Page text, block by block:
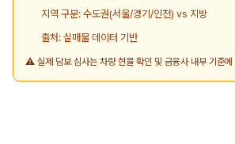
지역 구분: 수도권(서울/경기/인천) vs 지방
출처: 실매물 데이터 기반
⚠️ 실제 담보 심사는 차량 현물 확인 및 금융사 내부 기준에